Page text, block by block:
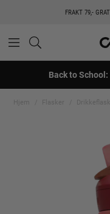
FRAKT 79,-
Back to
Hjem Flasker